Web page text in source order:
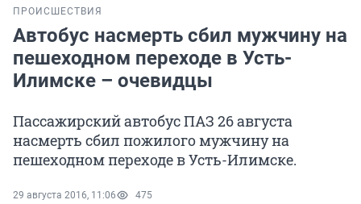
ПРОИСШЕСТВИЯ
Автобус насмерть сбил мужчину на
пешеходном переходе в Усть-
Илимске – очевидцы
Пассажирский автобус ПАЗ 26 августа
насмерть сбил пожилого мужчину на
пешеходном переходе в Усть-Илимске.
29 августа 2016, 11:06 475